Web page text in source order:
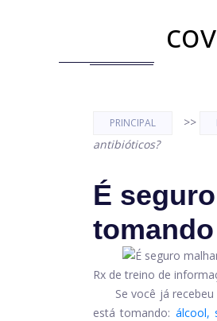
PRINCIPAL >>
antibióticos?
É
Rx de treino de
Se você já
está tomando: álcool,